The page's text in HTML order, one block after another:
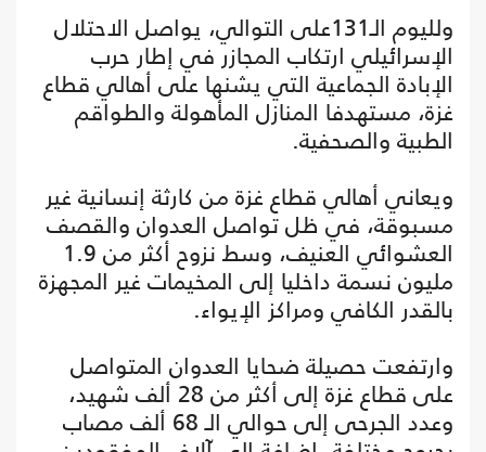
ولليوم الـ131على التوالي، يواصل الاحتلال
الإسرائيلي ارتكاب المجازر في إطار حرب
الإبادة الجماعية التي يشنها على أهالي قطاع
غزة، مستهدفا المنازل المأهولة والطواقم
الطبية والصحفية.
ويعاني أهالي قطاع غزة من كارثة إنسانية غير
مسبوقة، في ظل تواصل العدوان والقصف
العشوائي العنيف، وسط نزوح أكثر من 1.9
مليون نسمة داخليا إلى المخيمات غير المجهزة
بالقدر الكافي ومراكز الإيواء.
وارتفعت حصيلة ضحايا العدوان المتواصل
على قطاع غزة إلى أكثر من 28 ألف شهيد،
وعدد الجرحى إلى حوالي الـ 68 ألف مصاب